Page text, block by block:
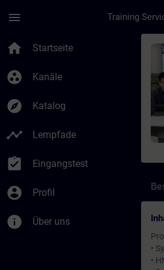
menu
home Startseite
group_work Kanäle
explore Katalog
timeline Lernpfade
assignment_turned_in Eingangstest
account_circle Profil
info Über uns
•
•